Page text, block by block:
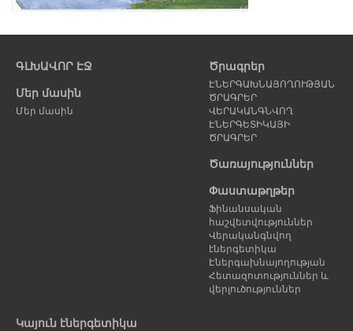
էջ
ԳԼԽԱՎՈՐ ԷՋ
Մեր մասին
Մեր մասին
Ծրագրեր
ԷՆԵՐԳԱԽՆԱՅՈՂՈՒԹՅԱՆ
ԾՐԱԳՐԵՐ
ՎԵՐԱԿԱՆԳՆՎՈՂ
ԷՆԵՐԳԵՏԻԿԱՅԻ
ԾՐԱԳՐԵՐ
Ծառայություններ
Փաստաթղթեր
Ֆինանսական
հաշվետվություններ
Վերականգնվող
էներգետիկա
Էներգախնայողության
Հետազոտություններ և
վերլուծություններ
Կայուն էներգետիկա